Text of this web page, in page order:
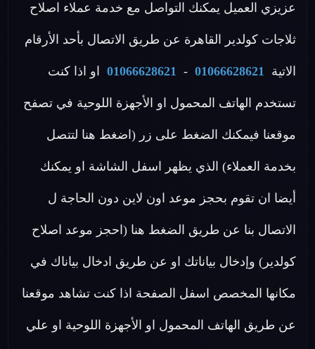
عزيزي العميل يمكنك التواصل مع خدمة عملاء اصلاح
ثلاجات كولدير القاهرة عن طريق الاتصال بأحد الأرقام
الاتية 01066628621
-
01066628621 او اذا كنت
تستخدم الهاتف المحمول او الأجهزة اللوحية في تصفح
موقعنا فيمكنك الضغط على زر (اضغط هنا لتتصل
بخدمة العملاء) الذي يظهر اسفل الشاشة او يمكنك
أيضا ان تقوم بحجز موعد اون لاين دون الحاجة ل
الاتصال بنا عن طريق الضغط هنا (احجز موعد اصلاح
كولدير) وإدخال بياناتك او عن طريق ادخال بياناك في
مكانها المخصص اسفل الصفحة اذا كنت تشاهد موقعنا
عن طريق الهاتف المحمول او الأجهزة اللوحية او علي